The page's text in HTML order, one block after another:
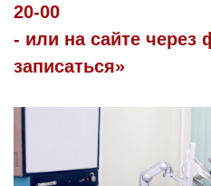
20-00
- или на сайте через
записаться»